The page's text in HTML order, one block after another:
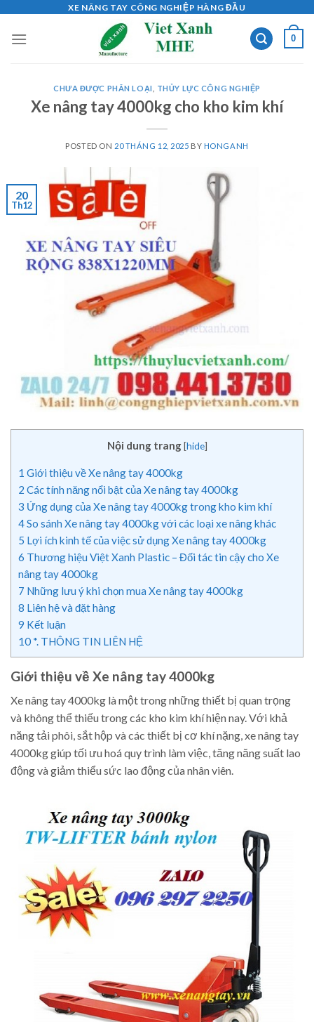
content
XE NÂNG TAY CÔNG NGHIỆP HÀNG ĐẦU
0
CHƯA ĐƯỢC PHÂN LOẠI THỦY LỰC CÔNG NGHIỆP
Xe nâng tay 4000kg cho kho kim khí
POSTED ON 20 THÁNG 12, 2025 BY HONGANH
20
Th12
Nội dung trang [hide]
1 Giới thiệu về Xe nâng tay 4000kg
2 Các tính năng nổi bật của Xe nâng tay 4000kg
3 Ứng dụng của Xe nâng tay 4000kg trong kho kim khí
4So sánh Xe nâng tay 4000kg với các loại xe nâng khác
5 Lợi ích kinh tế của việc sử dụng Xe nâng tay 4000kg
6 Thương hiệu Việt Xanh Plastic – Đối tác tin cậy cho Xe
nâng tay 4000kg
7 Những lưu ý khi chọn mua Xe nâng tay 4000kg
8 Liên hệ và đặt hàng
9 Kết luận
10 *. THÔNG TIN LIÊN HỆ
Giới thiệu về Xe nâng tay 4000kg
Xe nâng tay 4000kg là một trong những thiết bị quan trọng
và không thể thiếu trong các kho kim khí hiện nay. Với khả
năng tải phôi, sắt hộp và các thiết bị cơ khí nặng, xe nâng tay
4000kg giúp tối ưu hoá quy trình làm việc, tăng năng suất lao
động và giảm thiểu sức lao động của nhân viên.